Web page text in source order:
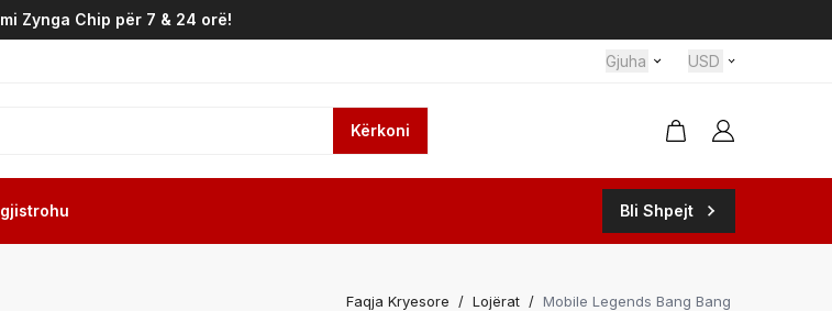
Zynga Chip për 7 & 24 orë!
Gjuha USD
Kërkoni
Bli Shpejt
Faqja Kryesore / Lojërat / Mobile Legends Bang Bang